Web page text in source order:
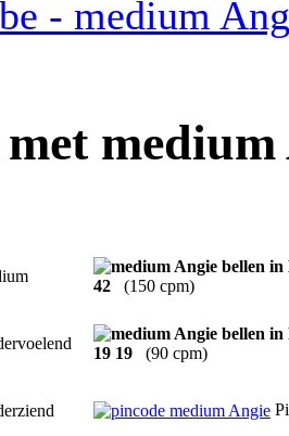
medium
42 (150 cpm)
19 19 (90 cpm)